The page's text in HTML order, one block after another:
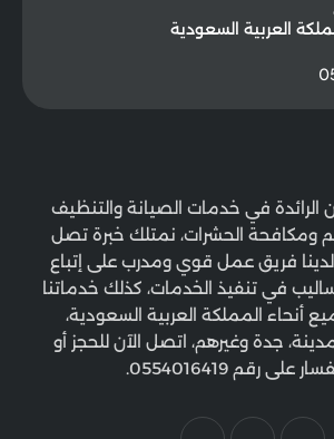
العربية السعودية
الرائدة في خدمات الصيانة والتنظيف
ومكافحة الحشرات، نمتلك خبرة تصل
ولدينا فريق عمل قوي ومدرب على إتباع
في تنفيذ الخدمات، كذلك خدماتنا
أنحاء المملكة العربية السعودية،
جدة وغيرهم، اتصل الآن للحجز أو
على رقم 0554016419.